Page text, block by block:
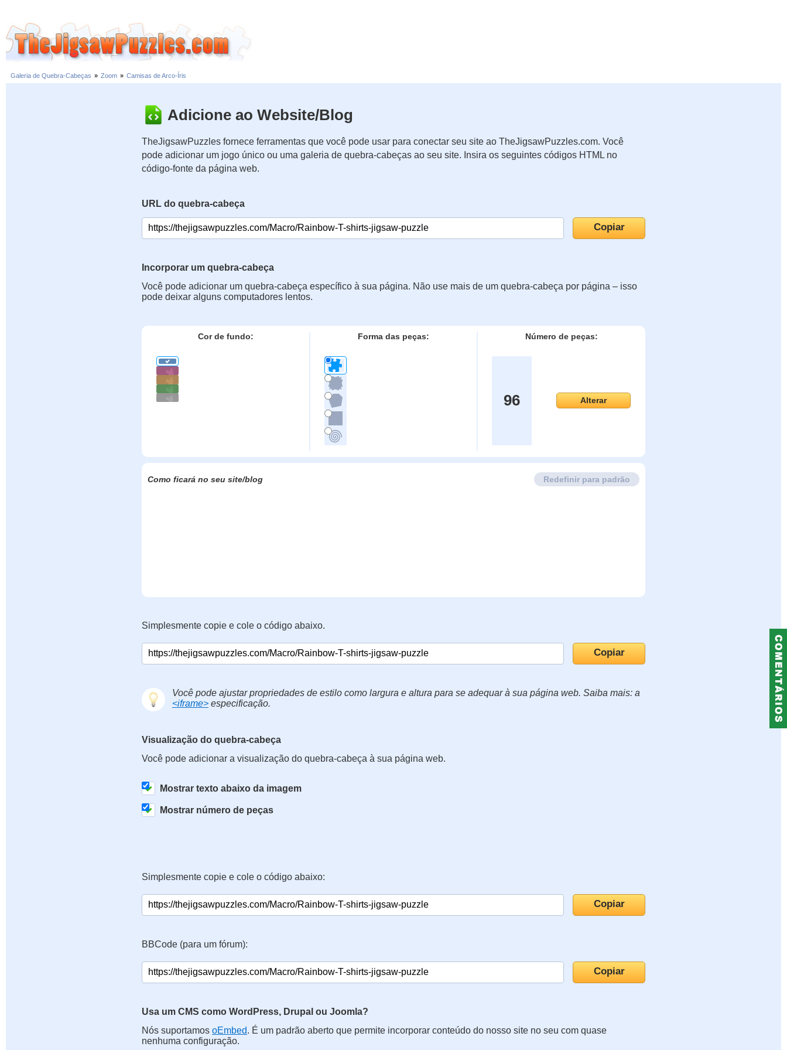
Galeria de Quebra-Cabeças » Zoom » Camisas de Arco-Íris
Adicione ao Website/Blog
TheJigsawPuzzles fornece ferramentas que você pode usar para conectar seu site ao TheJigsawPuzzles.com. Você
pode adicionar um jogo único ou uma galeria de quebra-cabeças ao seu site. Insira os seguintes códigos HTML no
código-fonte da página web.
URL do quebra-cabeça
Incorporar um quebra-cabeça
Você pode adicionar um quebra-cabeça específico à sua página. Não use mais de um quebra-cabeça por página – isso
pode deixar alguns computadores lentos.
Cor de fundo: Forma das peças: Número de peças:
96 Alterar
Como ficará no seu site/blog Redefinir para padrão
Simplesmente copie e cole o código abaixo.
Você pode ajustar propriedades de estilo como largura e altura para se adequar à sua página web. Saiba mais: a
<iframe> especificação.
Visualização do quebra-cabeça
Você pode adicionar a visualização do quebra-cabeça à sua página web.
Mostrar texto abaixo da imagem
Mostrar número de peças
Simplesmente copie e cole o código abaixo:
BBCode (para um fórum):
Usa um CMS como WordPress, Drupal ou Joomla?
Nós suportamos oEmbed. É um padrão aberto que permite incorporar conteúdo do nosso site no seu com quase
nenhuma configuração.